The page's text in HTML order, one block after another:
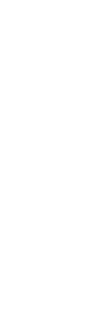
l’autodeterminació!»